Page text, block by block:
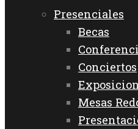
Presenciales
Becas
Conciertos
Mesas